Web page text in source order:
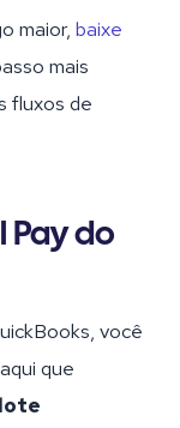
maior, baixe
mais
fluxos de
Pay do
você
que